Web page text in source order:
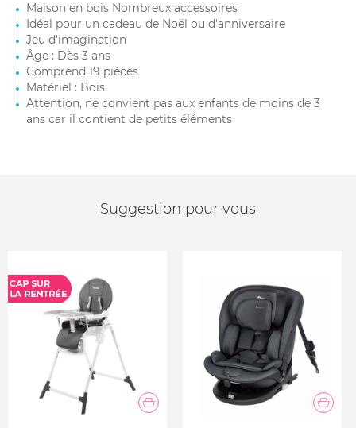
Maison en bois Nombreux accessoires
Idéal pour un cadeau de Noël ou d'anniversaire
Jeu d'imagination
Âge : Dès 3 ans
Comprend 19 pièces
Matériel : Bois
Attention, ne convient pas aux enfants de moins de 3
ans car il contient de petits éléments
Suggestion pour vous